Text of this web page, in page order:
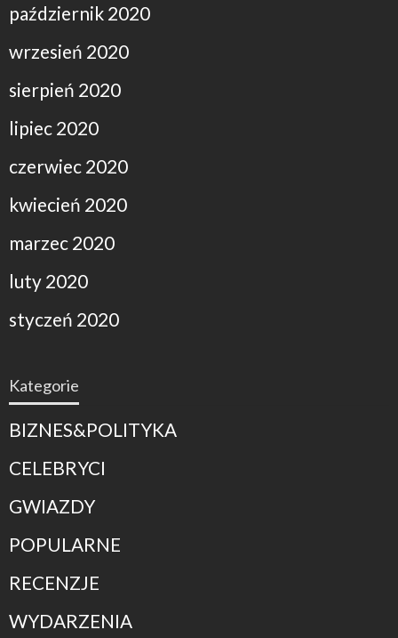
październik 2020
wrzesień 2020
sierpień 2020
lipiec 2020
czerwiec 2020
kwiecień 2020
marzec 2020
luty 2020
styczeń 2020
Kategorie
BIZNES&POLITYKA
CELEBRYCI
GWIAZDY
POPULARNE
RECENZJE
WYDARZENIA